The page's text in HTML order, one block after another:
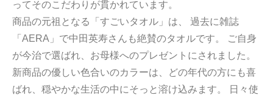
ってそのこだわりが貫かれています。
商品の元祖となる「すごいタオル」は、 過去に雑誌
「AERA」で中田英寿さんも絶賛のタオルです。 ご自身
が今治で選ばれ、お母様へのプレゼントにされました。
新商品の優しい色合いのカラーは、どの年代の方にも喜
ばれ、穏やかな生活の中にそっと溶け込みます。 日々使